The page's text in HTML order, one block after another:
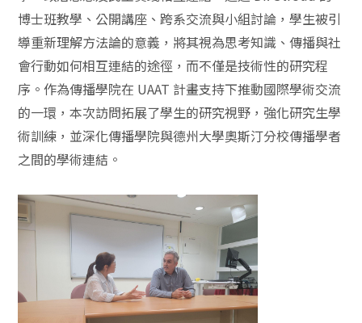
博士班教學、公開講座、跨系交流與小組討論，學生被引
導重新理解方法論的意義，將其視為思考知識、傳播與社
會行動如何相互連結的途徑，而不僅是技術性的研究程
序。作為傳播學院在 UAAT 計畫支持下推動國際學術交流
的一環，本次訪問拓展了學生的研究視野，強化研究生學
術訓練，並深化傳播學院與德州大學奧斯汀分校傳播學者
之間的學術連結。